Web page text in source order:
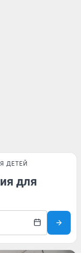
ДЕТЕЙ
для